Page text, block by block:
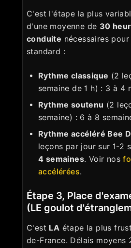
C'est l'étape la plus
d'une moyenne de 30
conduite nécessaires
standard :
Rythme classique (2
semaine de 1 h) : 3 à 4
Rythme soutenu (2
semaine) : 6 à 8
Rythme accéléré Bee
leçons par jour sur 1-2
4 semaines. Voir nos
accélérées.
Étape 3, Place
(LE goulot
C'est LA étape la plus
de-France. Délais moyens